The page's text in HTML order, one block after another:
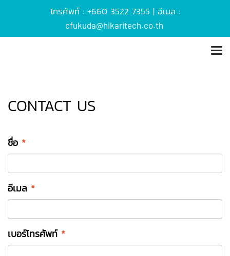
โทรศัพท์ : +660 3522 7355 | อีเมล :
cfukuda@hikaritech.co.th
CONTACT US
ชื่อ *
อีเมล *
เบอร์โทรศัพท์*